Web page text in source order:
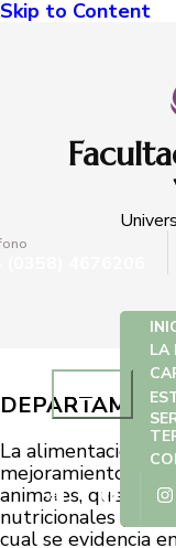
Skip to Content
LA
La alimentación
mejoramiento
animales, que
nutricionales y les
cual se evidencia